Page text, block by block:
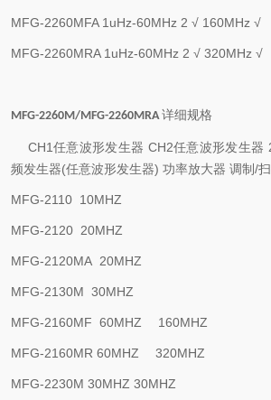
MFG-2260MFA 1uHz-60MHz 2 √ 160MHz √
MFG-2260MRA 1uHz-60MHz 2 √ 320MHz √
MFG-2260M/MFG-2260MRA详细规格
CH1任意波形发生器 CH2任意波形发生器
频发生器(任意波形发生器) 功率放大器 调制/
MFG-2110 10MHZ
MFG-2120 20MHZ
MFG-2120MA 20MHZ
MFG-2130M 30MHZ
MFG-2160MF 60MHZ 160MHZ
MFG-2160MR 60MHZ 320MHZ
MFG-2230M 30MHZ 30MHZ